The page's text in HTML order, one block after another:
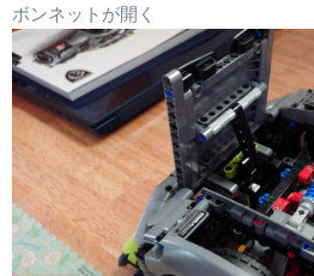
ボンネットが開く